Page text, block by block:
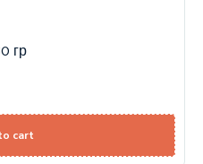
гр
cart